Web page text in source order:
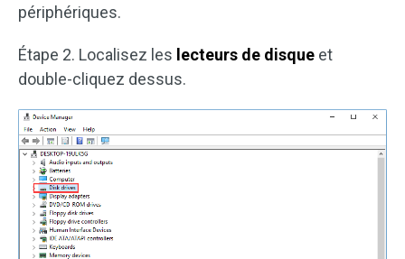
périphériques.
Étape 2. Localisez les lecteurs de disque et
double-cliquez dessus.